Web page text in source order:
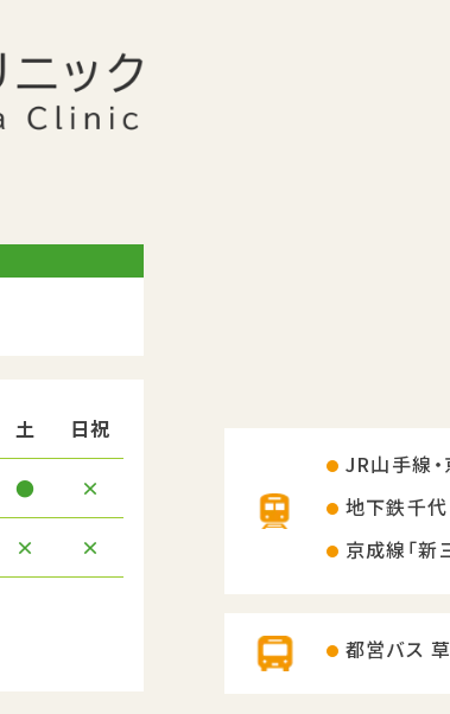
土 日祝
● ×
× ×
JR山手線
地下鉄千
京成線「新
都営バス